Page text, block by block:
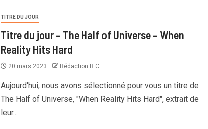
TITRE DU JOUR
Titre du jour – The Half of Universe – When
Reality Hits Hard
20 mars 2023 Rédaction R C
Aujourd'hui, nous avons sélectionné pour vous un titre de
The Half of Universe, "When Reality Hits Hard", extrait de
leur...